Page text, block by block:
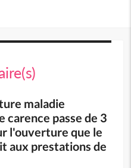
maladie
carence passe de 3
l'ouverture que le
aux prestations de